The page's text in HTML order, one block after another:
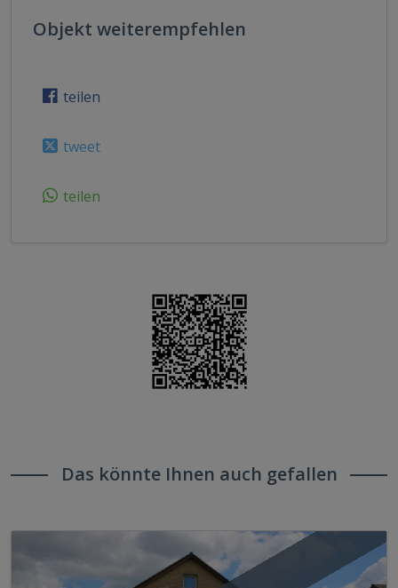
Objekt weiterempfehlen
teilen
tweet
teilen
Das könnte Ihnen auch gefallen